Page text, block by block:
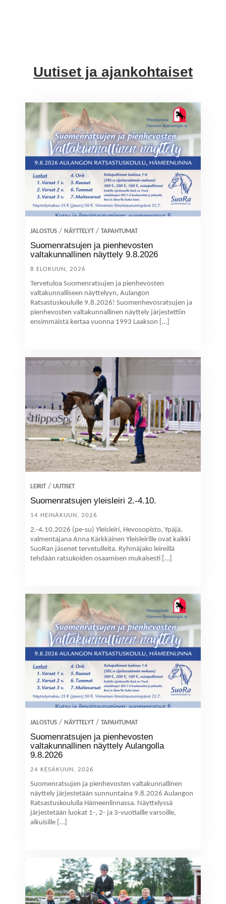
Uutiset ja ajankohtaiset
JALOSTUS / NÄYTTELYT/ TAPAHTUMAT
Suomenratsujen ja pienhevosten
valtakunnallinen näyttely 9.8.2026
8 ELOKUUN, 2026
Tervetuloa Suomenratsujen ja pienhevosten
valtakunnalliseen näyttelyyn, Aulangon
Ratsastuskoululle 9.8.2026! Suomenhevosratsujen ja
pienhevosten valtakunnallinen näyttely järjestettiin
ensimmäistä kertaa vuonna 1993 Laakson […]
LEIRIT/ UUTISET
Suomenratsujen yleisleiri 2.-4.10.
14 HEINÄKUUN, 2026
2.-4.10.2026 (pe-su) Yleisleiri, Hevosopisto, Ypäjä,
valmentajana Anna Kärkkäinen Yleisleirille ovat kaikki
SuoRan jäsenet tervetulleita. Ryhmäjako leireillä
tehdään ratsukoiden osaamisen mukaisesti […]
JALOSTUS / NÄYTTELYT/ TAPAHTUMAT
Suomenratsujen ja pienhevosten
valtakunnallinen näyttely Aulangolla
9.8.2026
24 KESÄKUUN, 2026
Suomenratsujen ja pienhevosten valtakunnallinen
näyttely järjestetään sunnuntaina 9.8.2026 Aulangon
Ratsastuskoululla Hämeenlinnassa. Näyttelyssä
järjestetään luokat 1-, 2- ja 3-vuotiaille varsoille,
aikuisille […]